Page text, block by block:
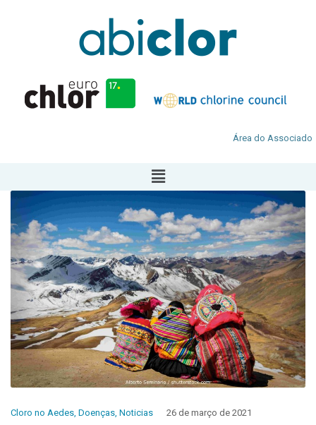
Área do Associado
Cloro no Aedes, Doenças, Noticias 26 de março de 2021